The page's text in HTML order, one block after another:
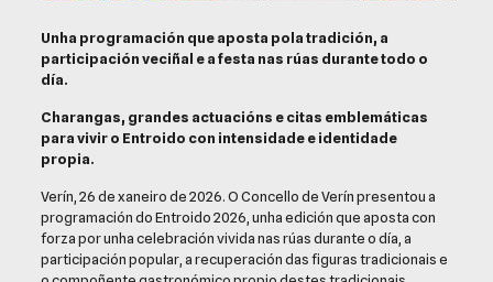
Unha programación que aposta pola tradición, a
participación veciñal e a festa nas rúas durante todo o
día.
Charangas, grandes actuacións e citas emblemáticas
para vivir o Entroido con intensidade e identidade
propia.
Verín, 26 de xaneiro de 2026. O Concello de Verín presentou a
programación do Entroido 2026, unha edición que aposta con
forza por unha celebración vivida nas rúas durante o día, a
participación popular, a recuperación das figuras tradicionais e